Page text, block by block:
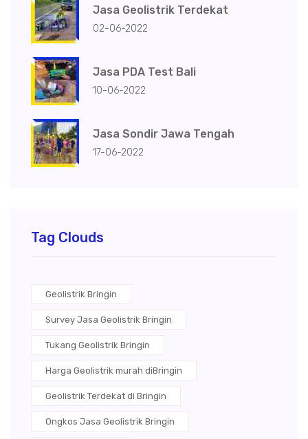
Jasa Geolistrik Terdekat
02-06-2022
Jasa PDA Test Bali
10-06-2022
Jasa Sondir Jawa Tengah
17-06-2022
Tag Clouds
Geolistrik Bringin
Survey Jasa Geolistrik Bringin
Tukang Geolistrik Bringin
Harga Geolistrik murah diBringin
Geolistrik Terdekat di Bringin
Ongkos Jasa Geolistrik Bringin